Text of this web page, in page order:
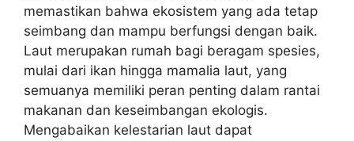
memastikan bahwa ekosistem yang ada tetap
seimbang dan mampu berfungsi dengan baik.
Laut merupakan rumah bagi beragam spesies,
mulai dari ikan hingga mamalia laut, yang
semuanya memiliki peran penting dalam rantai
makanan dan keseimbangan ekologis.
Mengabaikan kelestarian laut dapat